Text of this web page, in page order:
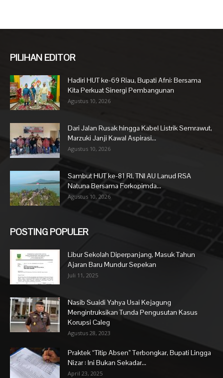
PILIHAN EDITOR
Hadiri HUT ke-69 Riau, Bupati Afni: Bersama
Kita Perkuat Sinergi Pembangunan
Agustus 10, 2026
Dari Jalan Rusak hingga Kabel Listrik Semrawut,
Marzuki Janji Kawal Aspirasi...
Agustus 10, 2026
Sambut HUT ke-81 RI, TNI AU Lanud RSA
Natuna Bersama Forkopimda...
Agustus 10, 2026
POSTING POPULER
Libur Sekolah Diperpanjang, Masuk Tahun
Ajaran Baru Mundur Sepekan
Juli 11, 2025
Nasib Suaidi Yahya Usai Kejagung
Mengintruksikan Tunda Pengusutan Kasus
Korupsi Caleg
Agustus 28, 2023
Praktek “Titip Absen” Terbongkar, Bupati Lingga
Nizar : Ini Bukan Sekadar...
April 23, 2025